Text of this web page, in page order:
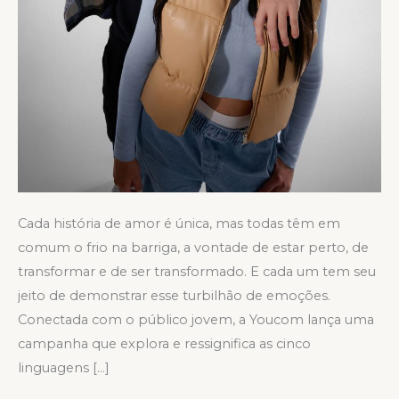
Cada história de amor é única, mas todas têm em
comum o frio na barriga, a vontade de estar perto, de
transformar e de ser transformado. E cada um tem seu
jeito de demonstrar esse turbilhão de emoções.
Conectada com o público jovem, a Youcom lança uma
campanha que explora e ressignifica as cinco
linguagens […]